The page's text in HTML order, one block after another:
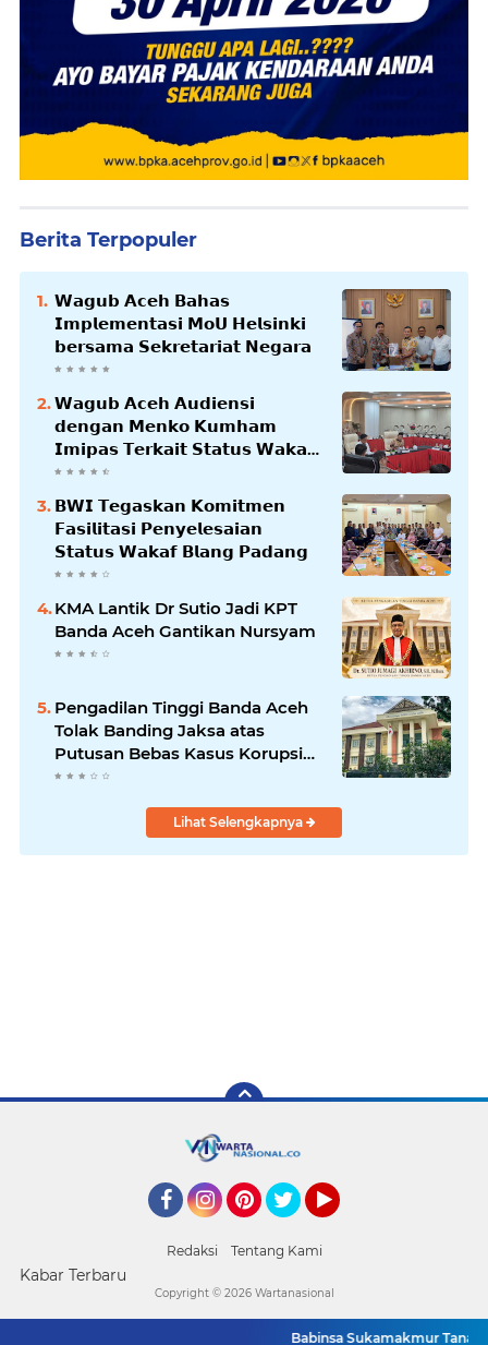
Berita Terpopuler
𝗪𝗮𝗴𝘂𝗯 𝗔𝗰𝗲𝗵 𝗕𝗮𝗵𝗮𝘀
𝗜𝗺𝗽𝗹𝗲𝗺𝗲𝗻𝘁𝗮𝘀𝗶 𝗠𝗼𝗨 𝗛𝗲𝗹𝘀𝗶𝗻𝗸𝗶
𝗯𝗲𝗿𝘀𝗮𝗺𝗮 𝗦𝗲𝗸𝗿𝗲𝘁𝗮𝗿𝗶𝗮𝘁 𝗡𝗲𝗴𝗮𝗿𝗮
𝗪𝗮𝗴𝘂𝗯 𝗔𝗰𝗲𝗵 𝗔𝘂𝗱𝗶𝗲𝗻𝘀𝗶
𝗱𝗲𝗻𝗴𝗮𝗻 𝗠𝗲𝗻𝗸𝗼 𝗞𝘂𝗺𝗵𝗮𝗺
𝗜𝗺𝗶𝗽𝗮𝘀 𝗧𝗲𝗿𝗸𝗮𝗶𝘁 𝗦𝘁𝗮𝘁𝘂𝘀 𝗪𝗮𝗸𝗮𝗳
𝗕𝗹𝗮𝗻𝗴𝗽𝗮𝗱𝗮𝗻𝗴
𝗕𝗪𝗜 𝗧𝗲𝗴𝗮𝘀𝗸𝗮𝗻 𝗞𝗼𝗺𝗶𝘁𝗺𝗲𝗻
𝗙𝗮𝘀𝗶𝗹𝗶𝘁𝗮𝘀𝗶 𝗣𝗲𝗻𝘆𝗲𝗹𝗲𝘀𝗮𝗶𝗮𝗻
𝗦𝘁𝗮𝘁𝘂𝘀 𝗪𝗮𝗸𝗮𝗳 𝗕𝗹𝗮𝗻𝗴 𝗣𝗮𝗱𝗮𝗻𝗴
KMA Lantik Dr Sutio Jadi KPT
Banda Aceh Gantikan Nursyam
Pengadilan Tinggi Banda Aceh
Tolak Banding Jaksa atas
Putusan Bebas Kasus Korupsi
Wastafel
Lihat Selengkapnya
Redaksi Tentang Kami
Kabar Terbaru
Babinsa Sukamakmur
Copyright © 2026 Wartanasional